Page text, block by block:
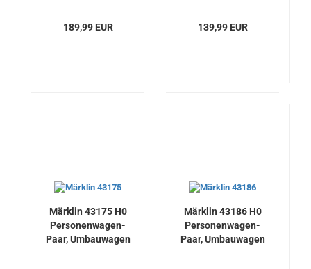
189,99 EUR 139,99 EUR
Märklin 43175 H0
Personenwagen-
Paar, Umbauwagen
Märklin 43186 H0
Personenwagen-
Paar, Umbauwagen